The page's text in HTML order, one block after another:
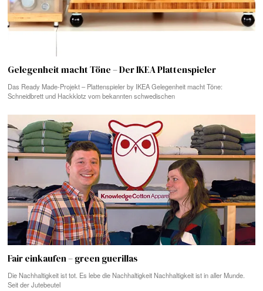
Gelegenheit macht Töne – Der IKEA Plattenspieler
Das Ready Made-Projekt – Plattenspieler by IKEA Gelegenheit macht Töne:
Schneidbrett und Hackklotz vom bekannten schwedischen
Fair einkaufen – green guerillas
Die Nachhaltigkeit ist tot. Es lebe die Nachhaltigkeit Nachhaltigkeit ist in aller Munde.
Seit der Jutebeutel